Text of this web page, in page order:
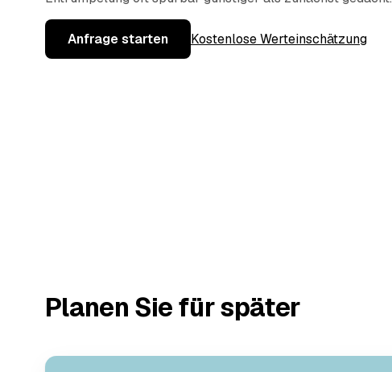
Anfrage starten Kostenlose Werteinschätzung
Planen Sie für später